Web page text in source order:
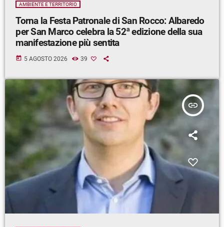
AMBIENTE E TERRITORIO
Torna la Festa Patronale di San Rocco: Albaredo
per San Marco celebra la 52ª edizione della sua
manifestazione più sentita
today 5 AGOSTO 2026 39
insert_link